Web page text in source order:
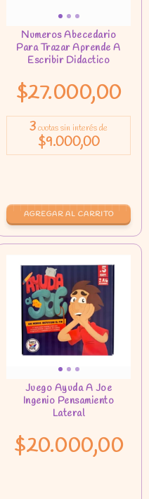
$27.000,00
3cuotas sin interés de
$9.000,00
$20.000,00